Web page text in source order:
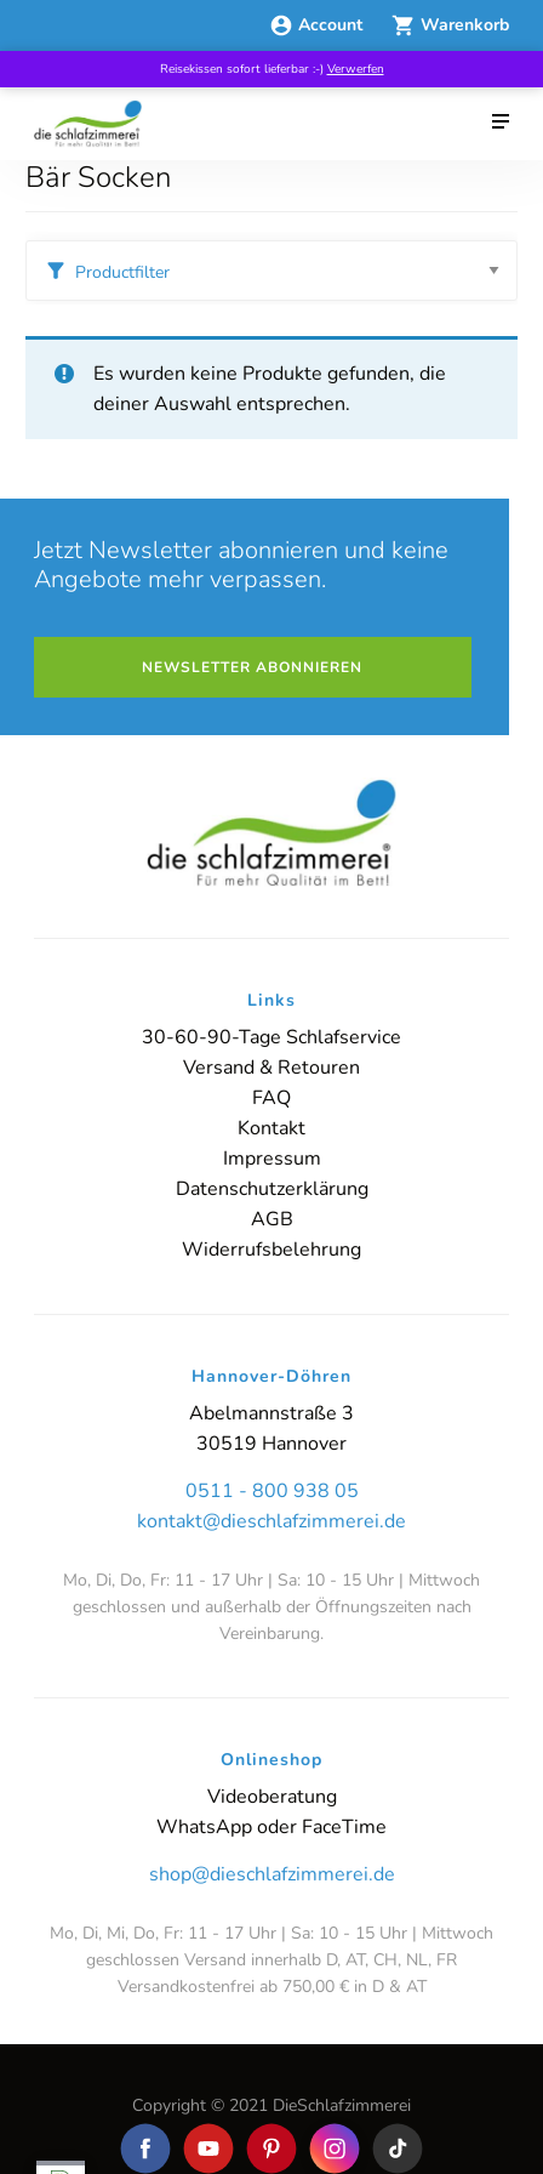
Account Warenkorb
Reisekissen sofort lieferbar :-) Verwerfen
Bär Socken
Productfilter
Es wurden keine Produkte gefunden, die
deiner Auswahl entsprechen.
auf den eigentlichen Inhalt zuzugreifen, klicken Sie auf den Button
unten. Bitte beachten Sie, dass dabei Daten an Drittanbieter
weitergegeben werden.
Inhalt entsperren
Weitere Informationen
Jetzt Newsletter abonnieren und keine
Angebote mehr verpassen.
NEWSLETTER ABONNIEREN
Links
30-60-90-Tage Schlafservice
Versand & Retouren
FAQ
Kontakt
Impressum
Datenschutzerklärung
AGB
Widerrufsbelehrung
Hannover-Döhren
Abelmannstraße 3
30519 Hannover
0511 - 800 938 05
kontakt@dieschlafzimmerei.de
Mo, Di, Do, Fr: 11 - 17 Uhr | Sa: 10 - 15 Uhr | Mittwoch
geschlossen und außerhalb der Öffnungszeiten nach
Vereinbarung.
Onlineshop
Videoberatung
WhatsApp oder FaceTime
shop@dieschlafzimmerei.de
Mo, Di, Mi, Do, Fr: 11 - 17 Uhr | Sa: 10 - 15 Uhr | Mittwoch
geschlossen Versand innerhalb D, AT, CH, NL, FR
Versandkostenfrei ab 750,00 € in D & AT
Copyright © 2021 DieSchlafzimmerei